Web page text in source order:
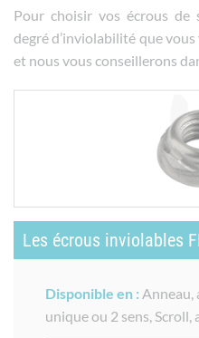
Pour choisir vos écrous de
degré d’inviolabilité que
et nous vous conseillerons
Les écrous inviolables
Disponible en : Anneau,
unique ou 2 sens,